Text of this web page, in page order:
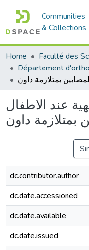
Communities
& Collections
Home
Département
عند الاطفال
بمتلازمة داون
dc.contributor.author
dc.date.accessioned
dc.date.available
dc.date.issued